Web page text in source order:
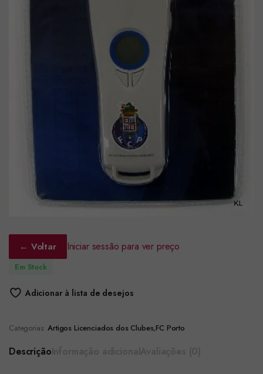
← Voltar Iniciar sessão para ver preço
Em Stock
Adicionar à lista de desejos
Categorias: Artigos Licenciados dos Clubes,FC Porto
Descrição